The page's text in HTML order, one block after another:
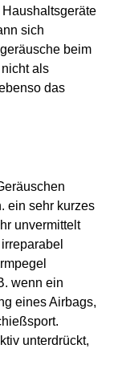
sich
beim
als
das
ein sehr kurzes
unvermittelt
wenn ein
eines Airbags,
unterdrückt,